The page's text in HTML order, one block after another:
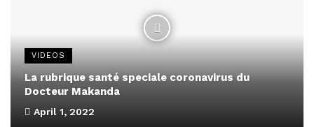
VIDEOS
La rubrique santé speciale coronavirus du
Docteur Makanda
April 1, 2022